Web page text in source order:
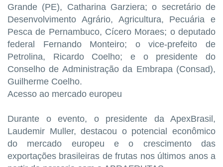
Grande (PE), Catharina Garziera; o secretário de
Desenvolvimento Agrário, Agricultura, Pecuária e
Pesca de Pernambuco, Cícero Moraes; o deputado
federal Fernando Monteiro; o vice-prefeito de
Petrolina, Ricardo Coelho; e o presidente do
Conselho de Administração da Embrapa (Consad),
Guilherme Coelho.
Acesso ao mercado europeu
Durante o evento, o presidente da ApexBrasil,
Laudemir Muller, destacou o potencial econômico
do mercado europeu e o crescimento das
exportações brasileiras de frutas nos últimos anos a